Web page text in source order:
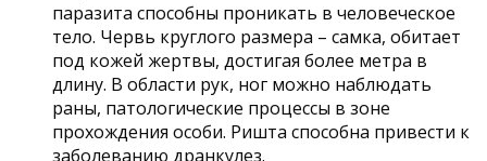
паразита способны проникать в человеческое
тело. Червь круглого размера – самка, обитает
под кожей жертвы, достигая более метра в
длину. В области рук, ног можно наблюдать
раны, патологические процессы в зоне
прохождения особи. Ришта способна привести к
заболеванию дранкулез.